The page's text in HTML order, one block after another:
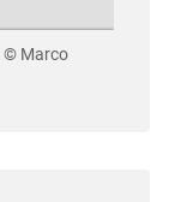
© Marco